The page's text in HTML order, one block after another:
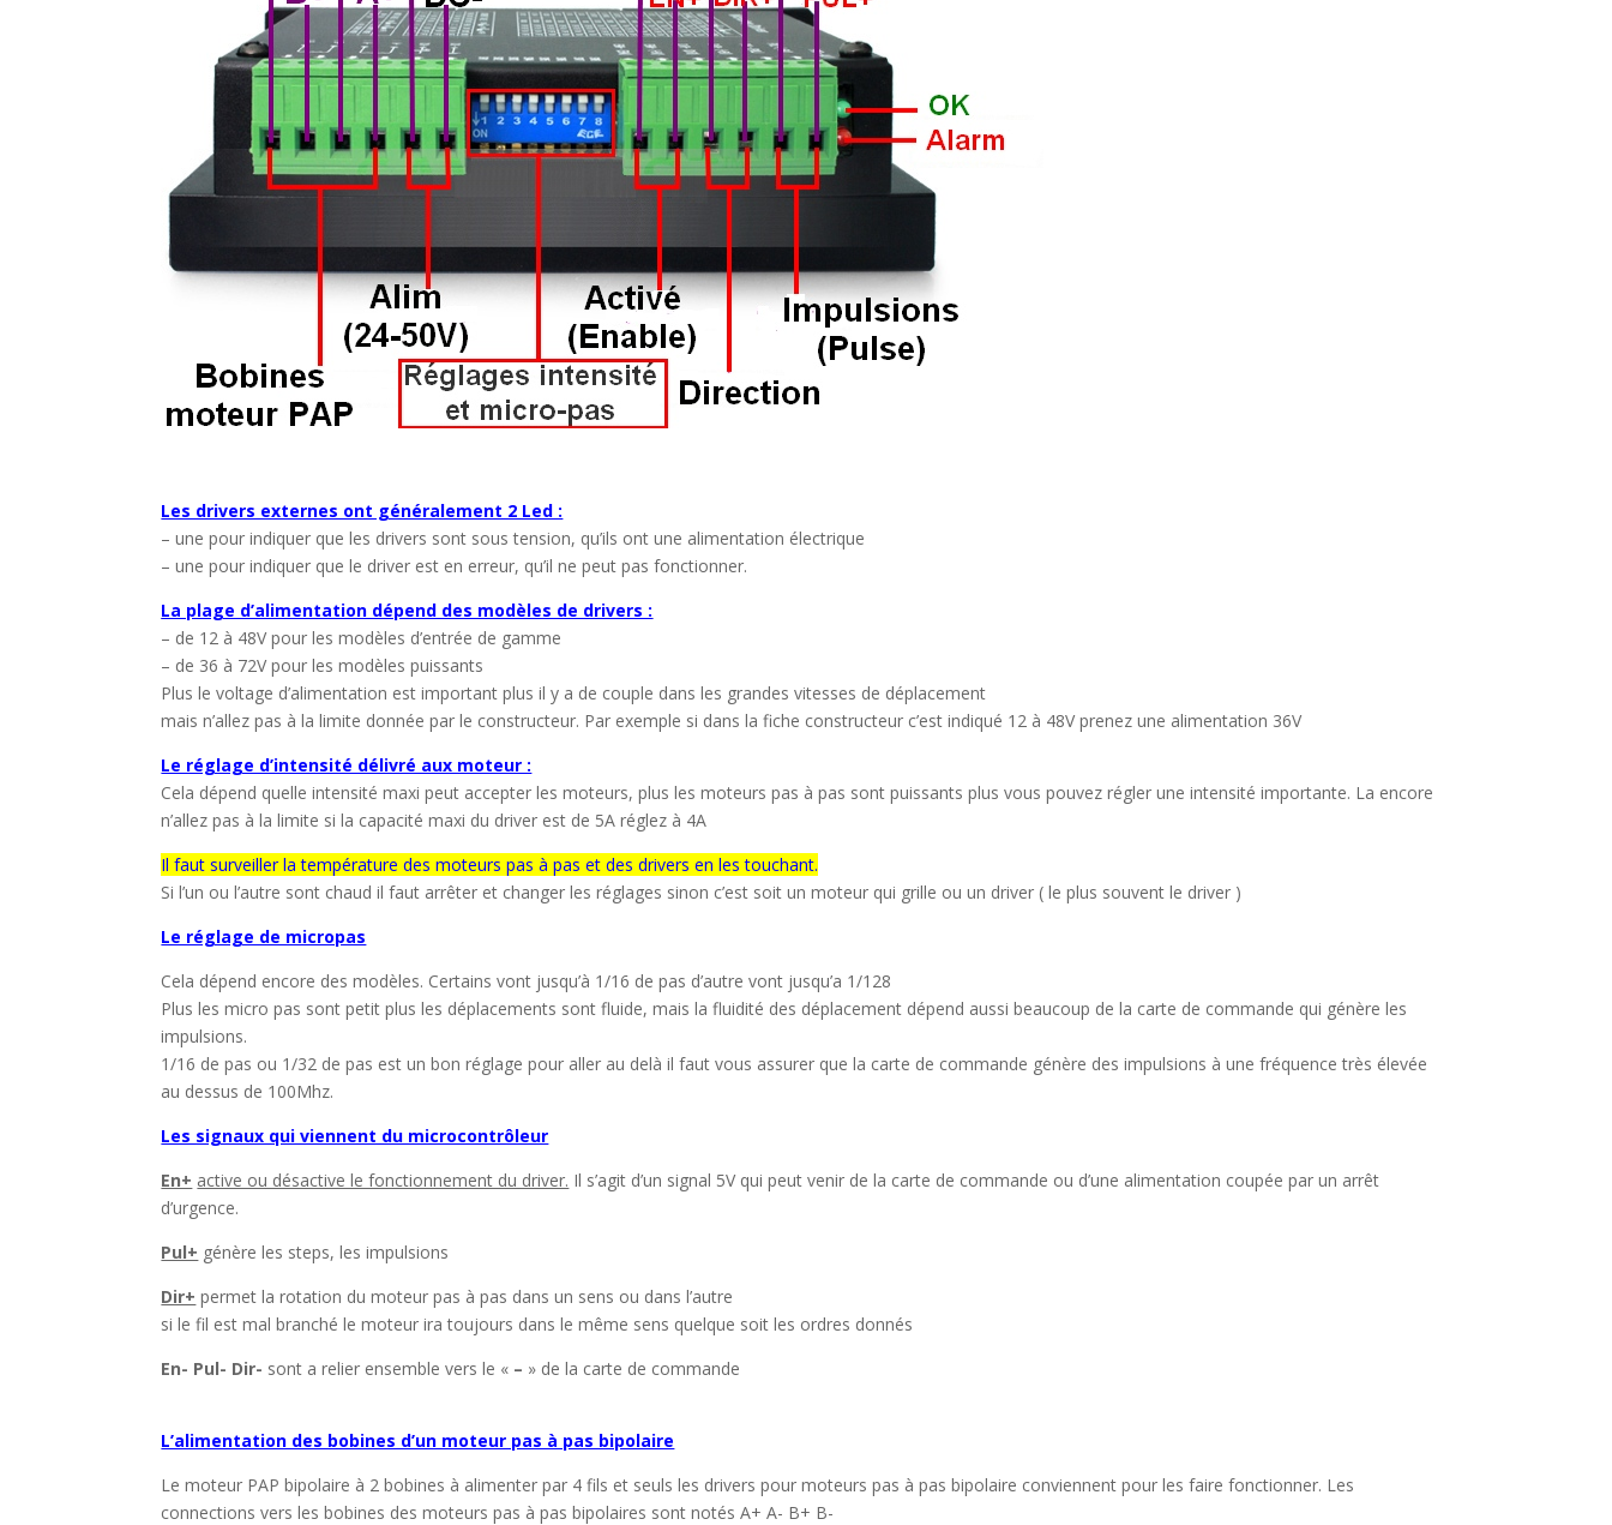
Les drivers externes ont généralement 2 Led :
– une pour indiquer que les drivers sont sous tension, qu’ils ont une alimentation électrique
– une pour indiquer que le driver est en erreur, qu’il ne peut pas fonctionner.
La plage d’alimentation dépend des modèles de drivers :
– de 12 à 48V pour les modèles d’entrée de gamme
– de 36 à 72V pour les modèles puissants
Plus le voltage d’alimentation est important plus il y a de couple dans les grandes vitesses de déplacement
mais n’allez pas à la limite donnée par le constructeur. Par exemple si dans la fiche constructeur c’est indiqué 12 à 48V prenez une alimentation 36V
Le réglage d’intensité délivré aux moteur :
Cela dépend quelle intensité maxi peut accepter les moteurs, plus les moteurs pas à pas sont puissants plus vous pouvez régler une intensité importante. La encore
n’allez pas à la limite si la capacité maxi du driver est de 5A réglez à 4A
Il faut surveiller la température des moteurs pas à pas et des drivers en les touchant.
Si l’un ou l’autre sont chaud il faut arrêter et changer les réglages sinon c’est soit un moteur qui grille ou un driver ( le plus souvent le driver )
Le réglage de micropas
Cela dépend encore des modèles. Certains vont jusqu’à 1/16 de pas d’autre vont jusqu’a 1/128
Plus les micro pas sont petit plus les déplacements sont fluide, mais la fluidité des déplacement dépend aussi beaucoup de la carte de commande qui génère les
impulsions.
1/16 de pas ou 1/32 de pas est un bon réglage pour aller au delà il faut vous assurer que la carte de commande génère des impulsions à une fréquence très élevée
au dessus de 100Mhz.
Les signaux qui viennent du microcontrôleur
En+ active ou désactive le fonctionnement du driver. Il s’agit d’un signal 5V qui peut venir de la carte de commande ou d’une alimentation coupée par un arrêt
d’urgence.
Pul+ génère les steps, les impulsions
Dir+ permet la rotation du moteur pas à pas dans un sens ou dans l’autre
si le fil est mal branché le moteur ira toujours dans le même sens quelque soit les ordres donnés
En- Pul- Dir- sont a relier ensemble vers le « – » de la carte de commande
L’alimentation des bobines d’un moteur pas à pas bipolaire
Le moteur PAP bipolaire à 2 bobines à alimenter par 4 fils et seuls les drivers pour moteurs pas à pas bipolaire conviennent pour les faire fonctionner. Les
connections vers les bobines des moteurs pas à pas bipolaires sont notés A+ A- B+ B-